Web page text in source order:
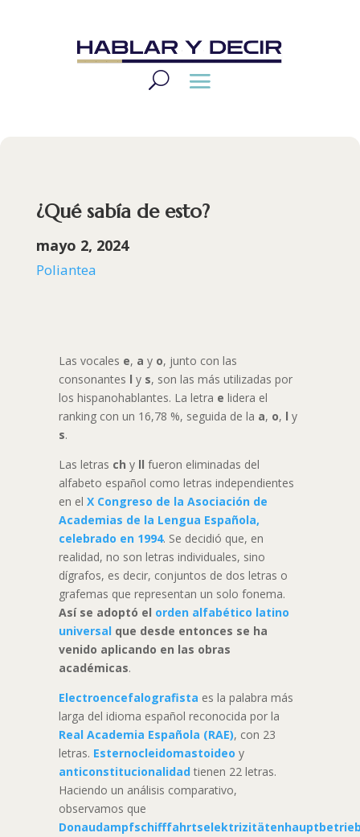
¿Qué sabía de esto?
mayo 2, 2024
Poliantea
Las vocales e, a y o, junto con las
consonantes l y s, son las más utilizadas por
los hispanohablantes. La letra e lidera el
ranking con un 16,78 %, seguida de la a, o, l y
s.
Las letras ch y ll fueron eliminadas del
alfabeto español como letras independientes
en el X Congreso de la Asociación de
Academias de la Lengua Española,
celebrado en 1994. Se decidió que, en
realidad, no son letras individuales, sino
dígrafos, es decir, conjuntos de dos letras o
grafemas que representan un solo fonema.
Así se adoptó el orden alfabético latino
universalque desde entonces se ha
venido aplicando en las obras
académicas.
Electroencefalografista es la palabra más
larga del idioma español reconocida por la
Real Academia Española (RAE), con 23
letras. Esternocleidomastoideo y
anticonstitucionalidadtienen 22 letras.
Haciendo un análisis comparativo,
observamos que